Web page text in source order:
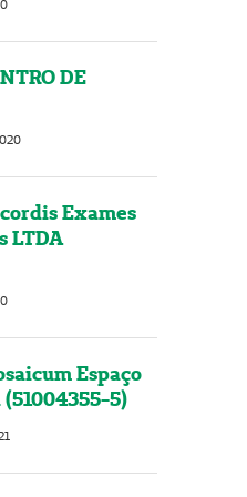
DE
Exames
LTDA
Espaço
5)